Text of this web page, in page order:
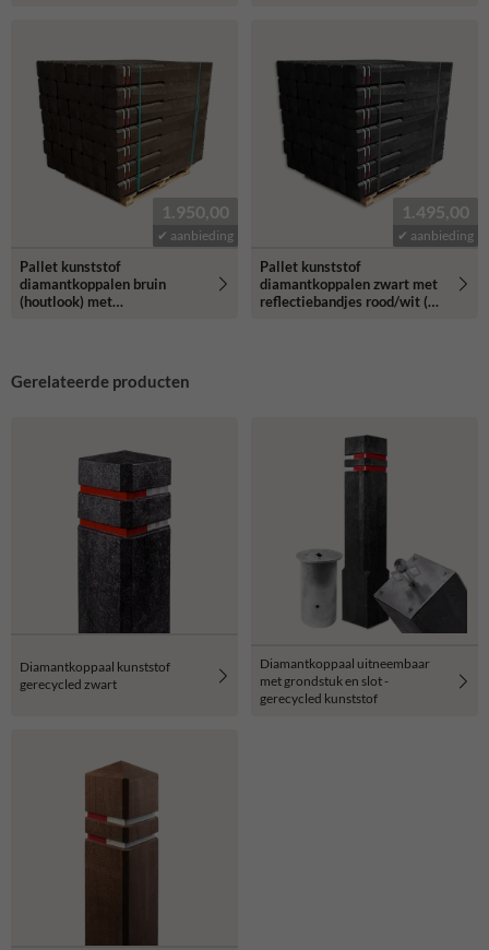
1.950,00
✔ aanbieding
Pallet kunststof
diamantkoppalen bruin
(houtlook) met
1.495,00
✔ aanbieding
Pallet kunststof
diamantkoppalen zwart met
reflectiebandjes rood/wit (49
Gerelateerde producten
Diamantkoppaal kunststof
gerecycled zwart
Diamantkoppaal uitneembaar
met grondstuk en slot -
gerecycled kunststof